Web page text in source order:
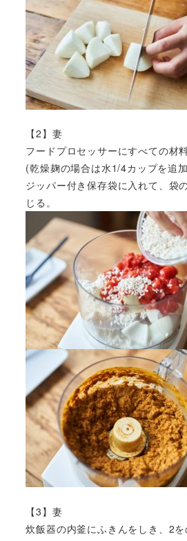
【2】妻
フードプロセッサーにすべての材
(乾燥麹の場合は水1/4カップを追
ジッパー付き保存袋に入れて、袋
じる。
【3】妻
炊飯器の内釜にふきんをしき、2